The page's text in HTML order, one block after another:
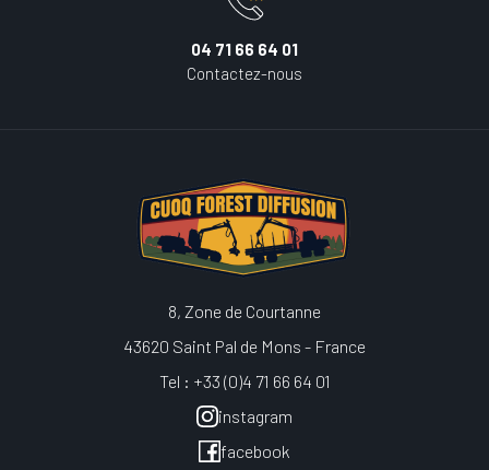
04 71 66 64 01
Contactez-nous
8, Zone de Courtanne
43620 Saint Pal de Mons - France
Tel : +33 (0)4 71 66 64 01
instagram
facebook